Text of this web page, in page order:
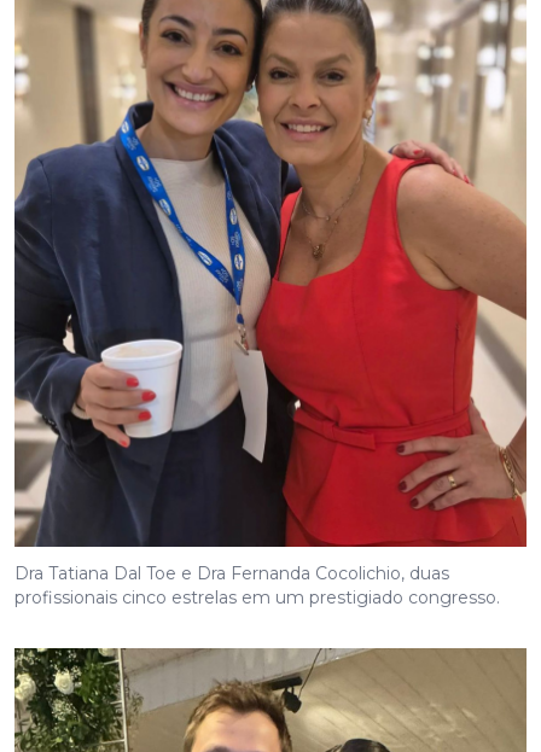
Dra Tatiana Dal Toe e Dra Fernanda Cocolichio, duas
profissionais cinco estrelas em um prestigiado congresso.